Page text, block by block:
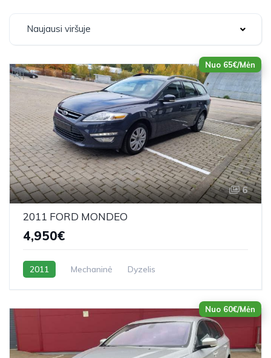
Naujausi viršuje
Nuo 65€/Mėn
6
2011 FORD MONDEO
4,950€
2011 Mechaninė Dyzelis
Nuo 60€/Mėn